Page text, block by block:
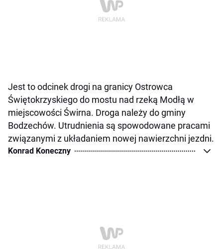
Jest to odcinek drogi na granicy Ostrowca
Świętokrzyskiego do mostu nad rzeką Modłą w
miejscowości Świrna. Droga należy do gminy
Bodzechów. Utrudnienia są spowodowane pracami
związanymi z układaniem nowej nawierzchni jezdni.
Konrad Koneczny